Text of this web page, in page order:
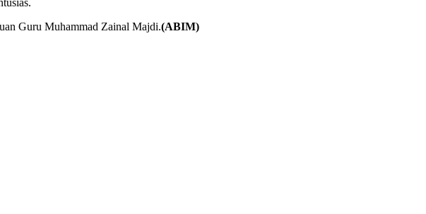
Guru Muhammad Zainal Majdi.(ABIM)